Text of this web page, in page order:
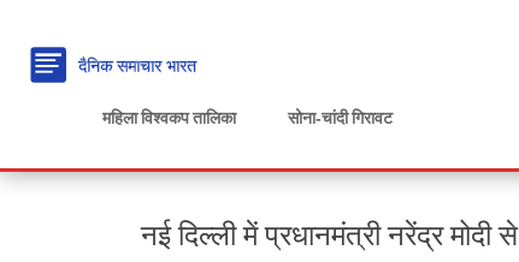
महिला विश्वकप तालिका सोना‑चांदी गिरावट
नई दिल्ली में प्रधानमंत्री नरेंद्र